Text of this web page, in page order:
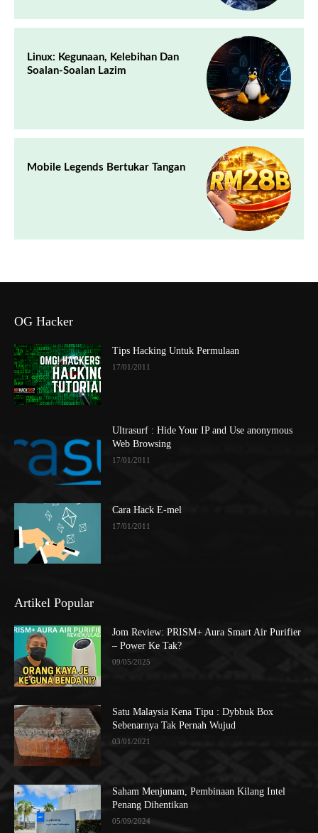
Linux: Kegunaan, Kelebihan Dan
Soalan-Soalan Lazim
Mobile Legends Bertukar Tangan
OG Hacker
Tips Hacking Untuk Permulaan
17/01/2011
Ultrasurf : Hide Your IP and Use anonymous
Web Browsing
17/01/2011
Cara Hack E-mel
17/01/2011
Artikel Popular
Jom Review: PRISM+ Aura Smart Air Purifier
– Power Ke Tak?
09/05/2025
Satu Malaysia Kena Tipu : Dybbuk Box
Sebenarnya Tak Pernah Wujud
03/01/2021
Saham Menjunam, Pembinaan Kilang Intel
Penang Dihentikan
05/09/2024